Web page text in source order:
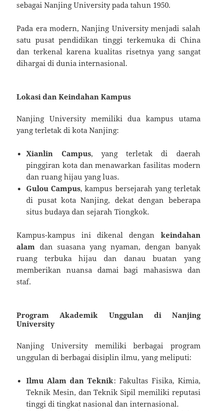
sebagai Nanjing University pada tahun 1950.
Pada era modern, Nanjing University menjadi salah
satu pusat pendidikan tinggi terkemuka di China
dan terkenal karena kualitas risetnya yang sangat
dihargai di dunia internasional.
Lokasi dan Keindahan Kampus
Nanjing University memiliki dua kampus utama
yang terletak di kota Nanjing:
Xianlin Campus, yang terletak di daerah
pinggiran kota dan menawarkan fasilitas modern
dan ruang hijau yang luas.
Gulou Campus, kampus bersejarah yang terletak
di pusat kota Nanjing, dekat dengan beberapa
situs budaya dan sejarah Tiongkok.
Kampus-kampus ini dikenal dengan keindahan
alam dan suasana yang nyaman, dengan banyak
ruang terbuka hijau dan danau buatan yang
memberikan nuansa damai bagi mahasiswa dan
staf.
Program Akademik Unggulan di Nanjing
University
Nanjing University memiliki berbagai program
unggulan di berbagai disiplin ilmu, yang meliputi:
Ilmu Alam dan Teknik: Fakultas Fisika, Kimia,
Teknik Mesin, dan Teknik Sipil memiliki reputasi
tinggi di tingkat nasional dan internasional.